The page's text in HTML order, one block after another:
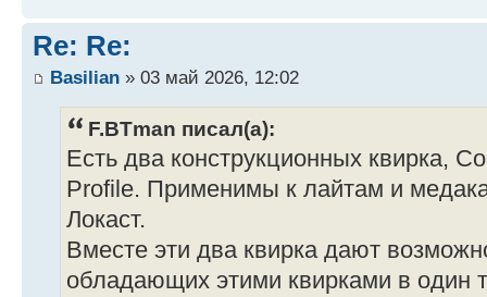
Re: Re:
Basilian » 03 май 2026, 12:02
F.BTman писал(а):
Есть два конструкционных квирка,
Profile. Применимы к лайтам и
Локаст.
Вместе эти два квирка дают
обладающих этими квирками в один